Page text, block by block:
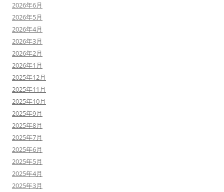
2026年6月
2026年5月
2026年4月
2026年3月
2026年2月
2026年1月
2025年12月
2025年11月
2025年10月
2025年9月
2025年8月
2025年7月
2025年6月
2025年5月
2025年4月
2025年3月